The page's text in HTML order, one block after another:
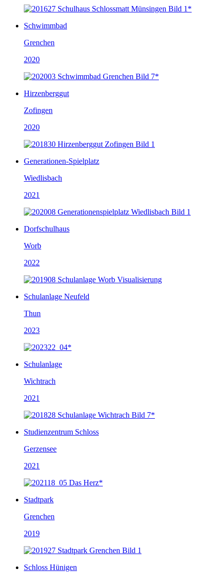
Schwimmbad
Grenchen
2020
Hirzenberggut
Zofingen
2020
Generationen-Spielplatz
Wiedlisbach
2021
Dorfschulhaus
Worb
2022
Schulanlage Neufeld
Thun
2023
Schulanlage
Wichtrach
2021
Studienzentrum Schloss
Gerzensee
2021
Stadtpark
Grenchen
2019
Schloss Hünigen